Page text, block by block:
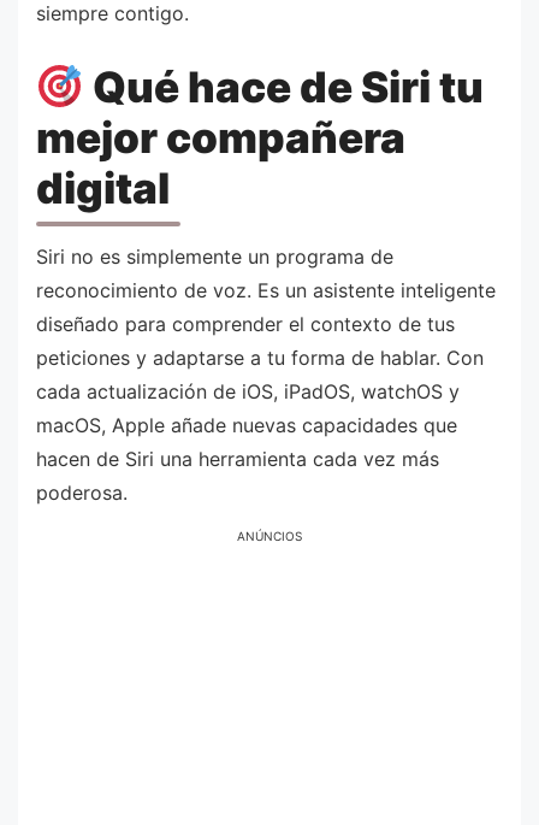
siempre contigo.
Qué hace de Siri tu
mejor compañera
digital
Siri no es simplemente un programa de
reconocimiento de voz. Es un asistente inteligente
diseñado para comprender el contexto de tus
peticiones y adaptarse a tu forma de hablar. Con
cada actualización de iOS, iPadOS, watchOS y
macOS, Apple añade nuevas capacidades que
hacen de Siri una herramienta cada vez más
poderosa.
ANÚNCIOS